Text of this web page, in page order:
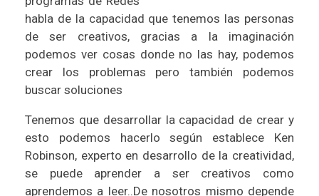
habla de la capacidad que tenemos las personas
de ser creativos, gracias a la imaginación
podemos ver cosas donde no las hay, podemos
crear los problemas pero también podemos
buscar soluciones
Tenemos que desarrollar la capacidad de crear y
esto podemos hacerlo según establece Ken
Robinson, experto en desarrollo de la creatividad,
se puede aprender a ser creativos como
aprendemos a leer..De nosotros mismo depende